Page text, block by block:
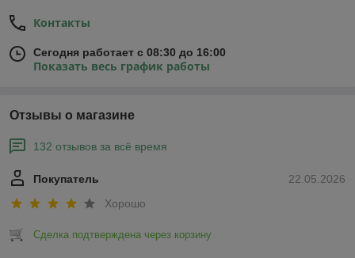
Контакты
Сегодня работает с 08:30 до 16:00
Показать весь график работы
Отзывы о магазине
132 отзывов за всё время
22.05.2026
Покупатель
Хорошо
Сделка подтверждена через корзину